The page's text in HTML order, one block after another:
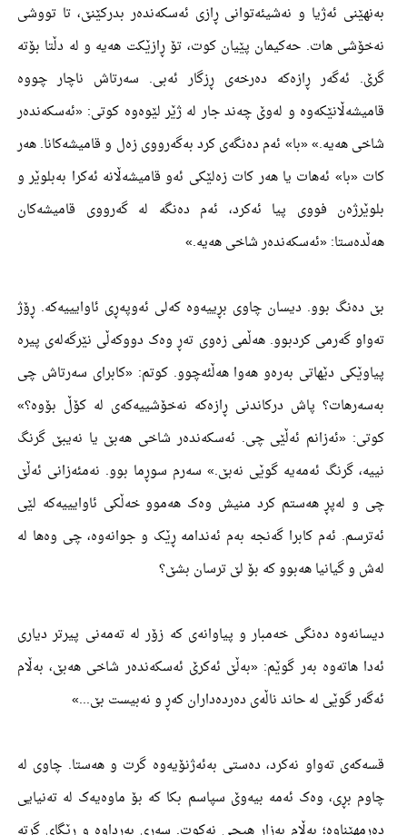
بەنھێنی ئەژیا و نەشیئەتوانی ڕازی ئەسکەندەر بدرکێنێ، تا تووشی
نەخۆشی ھات. حەکیمان پێیان کوت، تۆ ڕازێکت ھەیە و لە دڵتا بۆتە
گرێ. ئەگەر ڕازەکە دەرخەی ڕزگار ئەبی. سەرتاش ناچار چووە
قامیشەڵانێکەوە و لەوێ چەند جار لە ژێر لێوەوە کوتی: «ئەسکەندەر
شاخی ھەیە.» «با» ئەم دەنگەی کرد بەگەرووی زەل و قامیشەکانا. ھەر
کات «با» ئەھات یا ھەر کات زەلێکی ئەو قامیشەڵانە ئەکرا بەبلوێر و
بلوێرژەن فووی پیا ئەکرد، ئەم دەنگە لە گەرووی قامیشەکان
ھەڵدەستا: «ئەسکەندەر شاخی ھەیە.»
بێ دەنگ بوو. دیسان چاوی بڕییەوە کەلی ئەوپەڕی ئاوایییەکە. ڕۆژ
تەواو گەرمی کردبوو. ھەڵمی زەوی تەڕ وەک دووکەڵی نێرگەلەی پیرە
پیاوێکی دێھاتی بەرەو ھەوا ھەڵئەچوو. کوتم: «کابرای سەرتاش چی
بەسەرھات؟ پاش درکاندنی ڕازەکە نەخۆشییەکەی لە کۆڵ بۆوە؟»
کوتی: «ئەزانم ئەڵێی چی. ئەسکەندەر شاخی ھەبێ یا نەیبێ گرنگ
نییە، گرنگ ئەمەیە گوێی نەبێ.» سەرم سوڕما بوو. نەمئەزانی ئەڵێ
چی و لەپڕ ھەستم کرد منیش وەک ھەموو خەڵکی ئاوایییەکە لێی
ئەترسم. ئەم کابرا گەنجە بەم ئەندامە ڕێک و جوانەوە، چی وەھا لە
لەش و گیانیا ھەبوو کە بۆ لێ ترسان بشێ؟
دیسانەوە دەنگی خەمبار و پیاوانەی کە زۆر لە تەمەنی پیرتر دیاری
ئەدا ھاتەوە بەر گوێم: «بەڵێ ئەکرێ ئەسکەندەر شاخی ھەبێ، بەڵام
ئەگەر گوێی لە حاند ناڵەی دەردەداران کەڕ و نەبیست بێ...»
قسەکەی تەواو نەکرد، دەستی بەئەژنۆیەوە گرت و ھەستا. چاوی لە
چاوم بڕی، وەک ئەمە بیەوێ سپاسم بکا کە بۆ ماوەیەک لە تەنیایی